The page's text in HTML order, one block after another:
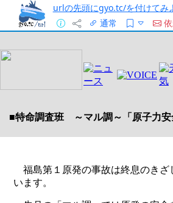
urlの先頭にgyo.tc/を付けてみ
通常